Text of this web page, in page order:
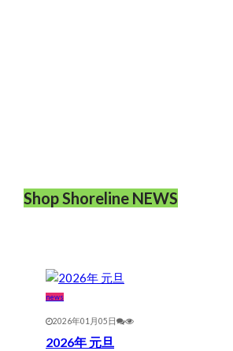
Shop Shoreline NEWS
news
2026年01月05日
2026年 元旦